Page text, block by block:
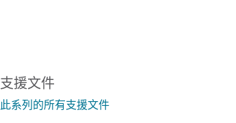
支援文件
此系列的所有支援文件